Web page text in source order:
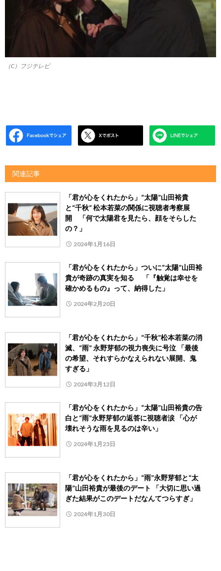
（C）フジテレビ
関連記事
「君が心をくれたから」“太陽”山田裕貴
と“千秋” 松本若菜の関係に視聴者考察展
開 「何で太陽君を見たら、顔をそらした
の？」
2024年1月16日
「君が心をくれたから」ついに“太陽”山田裕
貴が奇跡の真実を知る 「『触覚は幸せを
確かめるもの』って、納得した」
2024年2月20日
「君が心をくれたから」“千秋”松本若菜の消
滅、“雨” 永野芽郁の視力喪失に号泣 「最後
の希望、それすらかなえられない展開、鬼
すぎる」
2024年3月12日
「君が心をくれたから」“太陽”山田裕貴の告
白と“雨”永野芽郁の返答に視聴者涙 「心が
壊れそうな雨を見るのは辛い」
2024年1月23日
「君が心をくれたから」“雨”永野芽郁と“太
陽”山田裕貴が最後のデート 「大切に思い過
ぎた結果がこのデートだなんてつらすぎ」
2024年1月30日